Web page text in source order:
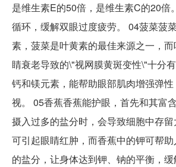
是维生素E的50倍，是维生素C的20倍
循环，缓解双眼过度疲劳。 04菠菜菠
素，菠菜是叶黄素的最佳来源之一，
睛衰老导致的\"视网膜黄斑变性\"十分有
钙和镁元素，能帮助眼部肌肉增强弹
视。 05香蕉香蕉能护眼，首先和其富
摄入过多的盐分时，会导致细胞中存
可引起眼睛红肿，而香蕉中的钾可帮
的盐分，让身体达到钾、钠的平衡，